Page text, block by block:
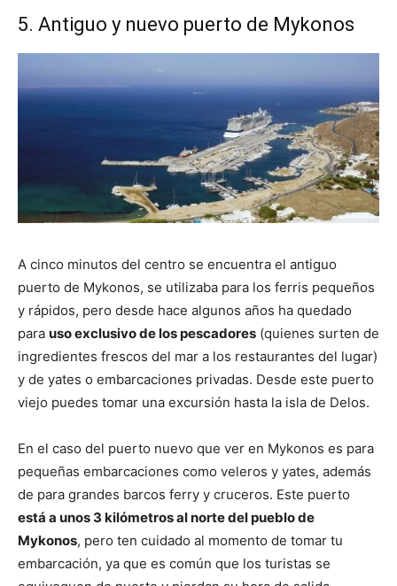
5. Antiguo y nuevo puerto de Mykonos
A cinco minutos del centro se encuentra el antiguo
puerto de Mykonos, se utilizaba para los ferris pequeños
y rápidos, pero desde hace algunos años ha quedado
para uso exclusivo de los pescadores (quienes surten de
ingredientes frescos del mar a los restaurantes del lugar)
y de yates o embarcaciones privadas. Desde este puerto
viejo puedes tomar una excursión hasta la isla de Delos.
En el caso del puerto nuevo que ver en Mykonos es para
pequeñas embarcaciones como veleros y yates, además
de para grandes barcos ferry y cruceros. Este puerto
está a unos 3 kilómetros al norte del pueblo de
Mykonos, pero ten cuidado al momento de tomar tu
embarcación, ya que es común que los turistas se